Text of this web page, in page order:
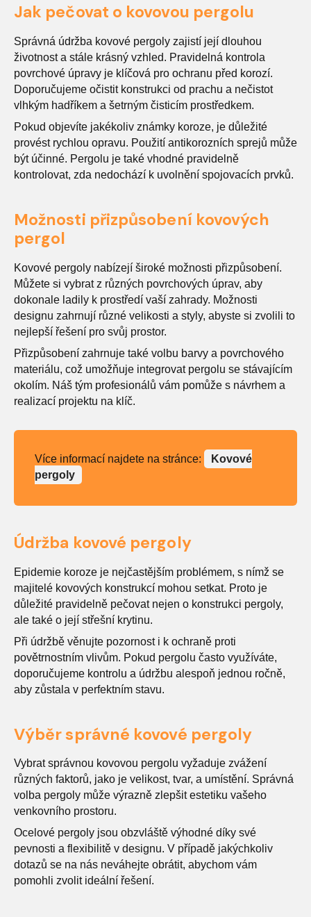
Jak pečovat o kovovou pergolu
Správná údržba kovové pergoly zajistí její dlouhou
životnost a stále krásný vzhled. Pravidelná kontrola
povrchové úpravy je klíčová pro ochranu před korozí.
Doporučujeme očistit konstrukci od prachu a nečistot
vlhkým hadříkem a šetrným čisticím prostředkem.
Pokud objevíte jakékoliv známky koroze, je důležité
provést rychlou opravu. Použití antikorozních sprejů může
být účinné. Pergolu je také vhodné pravidelně
kontrolovat, zda nedochází k uvolnění spojovacích prvků.
Možnosti přizpůsobení kovových
pergol
Kovové pergoly nabízejí široké možnosti přizpůsobení.
Můžete si vybrat z různých povrchových úprav, aby
dokonale ladily k prostředí vaší zahrady. Možnosti
designu zahrnují různé velikosti a styly, abyste si zvolili to
nejlepší řešení pro svůj prostor.
Přizpůsobení zahrnuje také volbu barvy a povrchového
materiálu, což umožňuje integrovat pergolu se stávajícím
okolím. Náš tým profesionálů vám pomůže s návrhem a
realizací projektu na klíč.
Více informací najdete na stránce:
Kovové
pergoly
Údržba kovové pergoly
Epidemie koroze je nejčastějším problémem, s nímž se
majitelé kovových konstrukcí mohou setkat. Proto je
důležité pravidelně pečovat nejen o konstrukci pergoly,
ale také o její střešní krytinu.
Při údržbě věnujte pozornost i k ochraně proti
povětrnostním vlivům. Pokud pergolu často využíváte,
doporučujeme kontrolu a údržbu alespoň jednou ročně,
aby zůstala v perfektním stavu.
Výběr správné kovové pergoly
Vybrat správnou kovovou pergolu vyžaduje zvážení
různých faktorů, jako je velikost, tvar, a umístění. Správná
volba pergoly může výrazně zlepšit estetiku vašeho
venkovního prostoru.
Ocelové pergoly jsou obzvláště výhodné díky své
pevnosti a flexibilitě v designu. V případě jakýchkoliv
dotazů se na nás neváhejte obrátit, abychom vám
pomohli zvolit ideální řešení.